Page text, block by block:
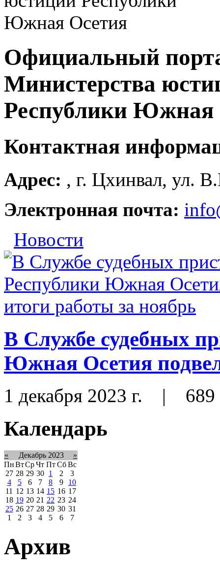
Официальный
Министерства
Республики Южная
Контактная
Адрес: , г. Цхинвал, ул.
Электронная почта:
Новости
В Службе судебных
Южная Осетия
1 декабря 2023 г. | 689
Календарь
« Декабрь 2023
»
ПнВтСрЧт Пт Сб Вс
27 28 29 30 1 2
3
4
5 6 7 8 9
10
11 12 13 14 15 16 17
18 19 20 21 22 23 24
25 26 27 28 29 30 31
1
2 3 4 5 6 7
Архив